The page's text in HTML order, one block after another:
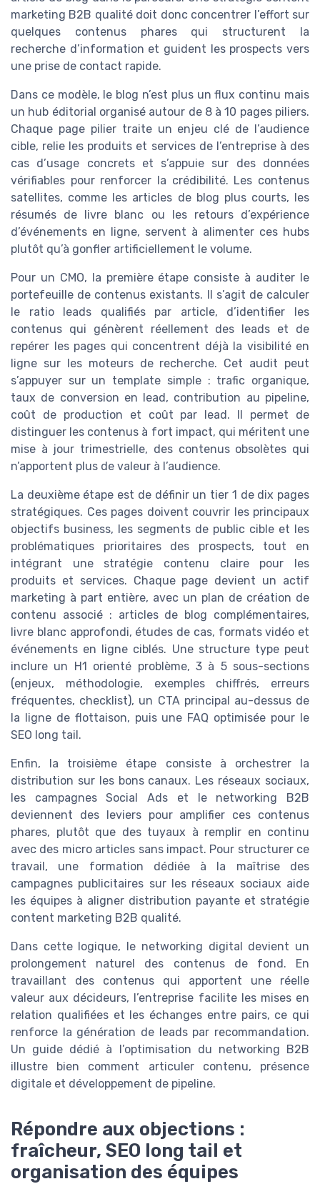
marketing B2B qualité doit donc concentrer l’effort sur
quelques contenus phares qui structurent la
recherche d’information et guident les prospects vers
une prise de contact rapide.
Dans ce modèle, le blog n’est plus un flux continu mais
un hub éditorial organisé autour de 8 à 10 pages piliers.
Chaque page pilier traite un enjeu clé de l’audience
cible, relie les produits et services de l’entreprise à des
cas d’usage concrets et s’appuie sur des données
vérifiables pour renforcer la crédibilité. Les contenus
satellites, comme les articles de blog plus courts, les
résumés de livre blanc ou les retours d’expérience
d’événements en ligne, servent à alimenter ces hubs
plutôt qu’à gonfler artificiellement le volume.
Pour un CMO, la première étape consiste à auditer le
portefeuille de contenus existants. Il s’agit de calculer
le ratio leads qualifiés par article, d’identifier les
contenus qui génèrent réellement des leads et de
repérer les pages qui concentrent déjà la visibilité en
ligne sur les moteurs de recherche. Cet audit peut
s’appuyer sur un template simple : trafic organique,
taux de conversion en lead, contribution au pipeline,
coût de production et coût par lead. Il permet de
distinguer les contenus à fort impact, qui méritent une
mise à jour trimestrielle, des contenus obsolètes qui
n’apportent plus de valeur à l’audience.
La deuxième étape est de définir un tier 1 de dix pages
stratégiques. Ces pages doivent couvrir les principaux
objectifs business, les segments de public cible et les
problématiques prioritaires des prospects, tout en
intégrant une stratégie contenu claire pour les
produits et services. Chaque page devient un actif
marketing à part entière, avec un plan de création de
contenu associé : articles de blog complémentaires,
livre blanc approfondi, études de cas, formats vidéo et
événements en ligne ciblés. Une structure type peut
inclure un H1 orienté problème, 3 à 5 sous-sections
(enjeux, méthodologie, exemples chiffrés, erreurs
fréquentes, checklist), un CTA principal au-dessus de
la ligne de flottaison, puis une FAQ optimisée pour le
SEO long tail.
Enfin, la troisième étape consiste à orchestrer la
distribution sur les bons canaux. Les réseaux sociaux,
les campagnes Social Ads et le networking B2B
deviennent des leviers pour amplifier ces contenus
phares, plutôt que des tuyaux à remplir en continu
avec des micro articles sans impact. Pour structurer ce
travail, une formation dédiée à la maîtrise des
campagnes publicitaires sur les réseaux sociaux aide
les équipes à aligner distribution payante et stratégie
content marketing B2B qualité.
Dans cette logique, le networking digital devient un
prolongement naturel des contenus de fond. En
travaillant des contenus qui apportent une réelle
valeur aux décideurs, l’entreprise facilite les mises en
relation qualifiées et les échanges entre pairs, ce qui
renforce la génération de leads par recommandation.
Un guide dédié à l’optimisation du networking B2B
illustre bien comment articuler contenu, présence
digitale et développement de pipeline.
Répondre aux objections :
fraîcheur, SEO long tail et
organisation des équipes